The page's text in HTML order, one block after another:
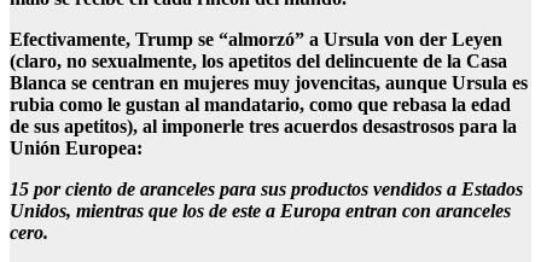
Efectivamente, Trump se “almorzó” a Ursula von der Leyen
(claro, no sexualmente, los apetitos del delincuente de la Casa
Blanca se centran en mujeres muy jovencitas, aunque Ursula es
rubia como le gustan al mandatario, como que rebasa la edad
de sus apetitos), al imponerle tres acuerdos desastrosos para la
Unión Europea:
15 por ciento de aranceles para sus productos vendidos a Estados
Unidos, mientras que los de este a Europa entran con aranceles
cero.